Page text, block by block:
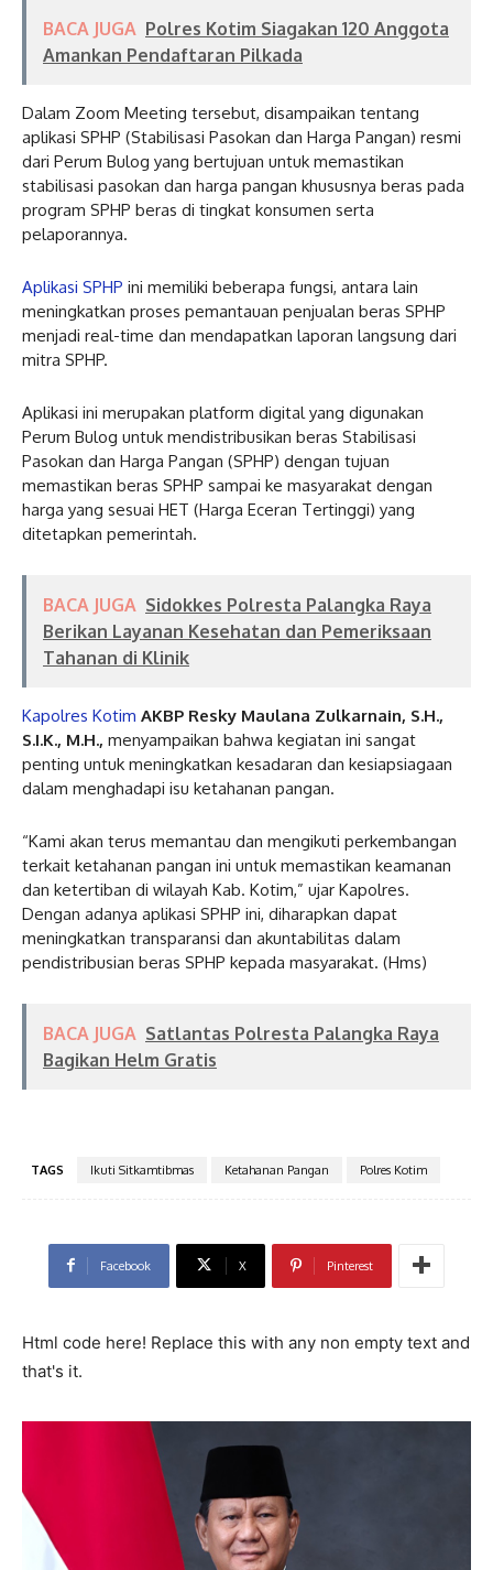
BACA JUGA Polres Kotim Siagakan 120 Anggota
Amankan Pendaftaran Pilkada
Dalam Zoom Meeting tersebut, disampaikan tentang
aplikasi SPHP (Stabilisasi Pasokan dan Harga Pangan) resmi
dari Perum Bulog yang bertujuan untuk memastikan
stabilisasi pasokan dan harga pangan khususnya beras pada
program SPHP beras di tingkat konsumen serta
pelaporannya.
Aplikasi SPHP ini memiliki beberapa fungsi, antara lain
meningkatkan proses pemantauan penjualan beras SPHP
menjadi real-time dan mendapatkan laporan langsung dari
mitra SPHP.
Aplikasi ini merupakan platform digital yang digunakan
Perum Bulog untuk mendistribusikan beras Stabilisasi
Pasokan dan Harga Pangan (SPHP) dengan tujuan
memastikan beras SPHP sampai ke masyarakat dengan
harga yang sesuai HET (Harga Eceran Tertinggi) yang
ditetapkan pemerintah.
BACA JUGA Sidokkes Polresta Palangka Raya
Berikan Layanan Kesehatan dan Pemeriksaan
Tahanan di Klinik
Kapolres Kotim AKBP Resky Maulana Zulkarnain, S.H.,
S.I.K., M.H., menyampaikan bahwa kegiatan ini sangat
penting untuk meningkatkan kesadaran dan kesiapsiagaan
dalam menghadapi isu ketahanan pangan.
“Kami akan terus memantau dan mengikuti perkembangan
terkait ketahanan pangan ini untuk memastikan keamanan
dan ketertiban di wilayah Kab. Kotim,” ujar Kapolres.
Dengan adanya aplikasi SPHP ini, diharapkan dapat
meningkatkan transparansi dan akuntabilitas dalam
pendistribusian beras SPHP kepada masyarakat. (Hms)
BACA JUGA Satlantas Polresta Palangka Raya
Bagikan Helm Gratis
TAGS Ikuti Sitkamtibmas Ketahanan Pangan Polres Kotim
Facebook X Pinterest
Html code here! Replace this with any non empty text and
that's it.